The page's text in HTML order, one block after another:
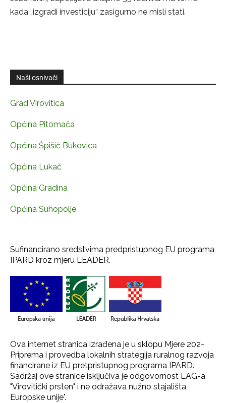
kada „izgradi investiciju“ zasigurno ne misli stati.
Naši osnivači
Grad Virovitica
Općina Pitomača
Općina Špišić Bukovica
Općina Lukač
Općina Gradina
Općina Suhopolje
Sufinancirano sredstvima predpristupnog EU programa
IPARD kroz mjeru LEADER.
Ova internet stranica izrađena je u sklopu Mjere 202-
Priprema i provedba lokalnih strategija ruralnog razvoja
financirane iz EU pretpristupnog programa IPARD.
Sadržaj ove stranice isključiva je odgovornost LAG-a
"Virovitički prsten" i ne odražava nužno stajališta
Europske unije".